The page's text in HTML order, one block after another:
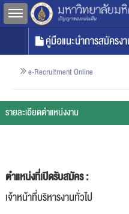
Toggle sidebar
คู่มือแนะนำการสมัครง
e-Recruitment Online
รายละเอียดตำแหน่งงาน
ตำแหน่งที่เปิดรับสมัคร :
เจ้าหน้าที่บริหารงานทั่วไป